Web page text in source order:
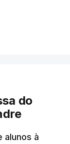
do
alunos à